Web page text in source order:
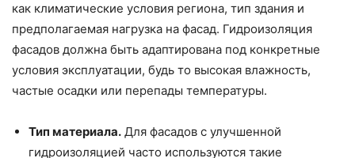
как климатические условия региона, тип здания и
предполагаемая нагрузка на фасад. Гидроизоляция
фасадов должна быть адаптирована под конкретные
условия эксплуатации, будь то высокая влажность,
частые осадки или перепады температуры.
Тип материала. Для фасадов с улучшенной
гидроизоляцией часто используются такие